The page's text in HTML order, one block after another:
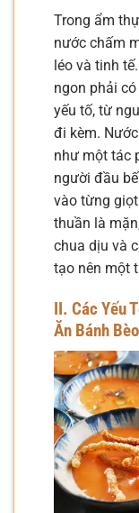
Trong ẩm
nước chấm
léo và tinh
ngon phải
yếu tố, từ
đi kèm.
như một tác
người đầu
vào từng
thuần là
chua dịu và
tạo nên một
II. Các Yếu
Ăn Bánh